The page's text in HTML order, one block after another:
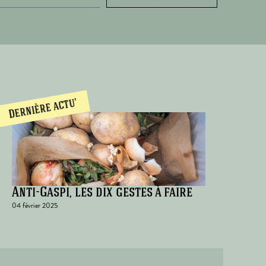
Anti-Gaspi, les dix gestes à faire
04 février 2025
Dernière actu'